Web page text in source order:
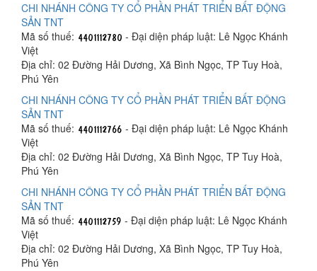
CHI NHÁNH CÔNG TY CỔ PHẦN PHÁT TRIỂN BẤT ĐỘNG
SẢN TNT
Mã số thuế:
- Đại diện pháp luật: Lê Ngọc Khánh
Việt
Địa chỉ: 02 Đường Hải Dương, Xã Bình Ngọc, TP Tuy Hoà,
Phú Yên
CHI NHÁNH CÔNG TY CỔ PHẦN PHÁT TRIỂN BẤT ĐỘNG
SẢN TNT
Mã số thuế:
- Đại diện pháp luật: Lê Ngọc Khánh
Việt
Địa chỉ: 02 Đường Hải Dương, Xã Bình Ngọc, TP Tuy Hoà,
Phú Yên
CHI NHÁNH CÔNG TY CỔ PHẦN PHÁT TRIỂN BẤT ĐỘNG
SẢN TNT
Mã số thuế:
- Đại diện pháp luật: Lê Ngọc Khánh
Việt
Địa chỉ: 02 Đường Hải Dương, Xã Bình Ngọc, TP Tuy Hoà,
Phú Yên